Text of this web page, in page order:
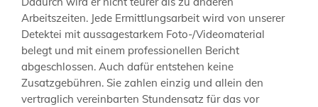
Arbeitszeiten. Jede Ermittlungsarbeit wird von unserer
Detektei mit aussagestarkem Foto-/Videomaterial
belegt und mit einem professionellen Bericht
abgeschlossen. Auch dafür entstehen keine
Zusatzgebühren. Sie zahlen einzig und allein den
vertraglich vereinbarten Stundensatz für das vor